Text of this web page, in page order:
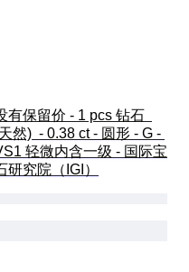
有保留价 - 1 pcs 钻石
然)  - 0.38 ct - 圆形 - G -
轻微内含一级 - 国际宝
研究院（IGI）